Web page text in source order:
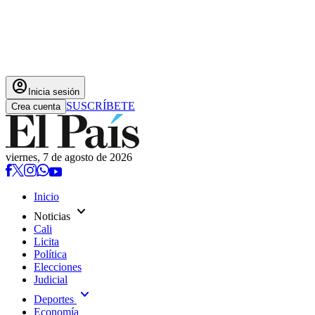
account_circle Inicia sesión
Crea cuenta SUSCRÍBETE
viernes, 7 de agosto de 2026
Inicio
Noticias expand_more
Cali
Licita
Política
Elecciones
Judicial
Deportes expand_more
Economía